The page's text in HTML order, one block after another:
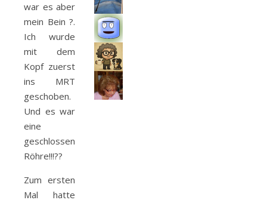
war es aber
mein Bein ?.
Ich wurde
mit dem
Kopf zuerst
ins MRT
geschoben.
Und es war
eine
geschlossene
Röhre!!!??
Zum ersten
Mal hatte